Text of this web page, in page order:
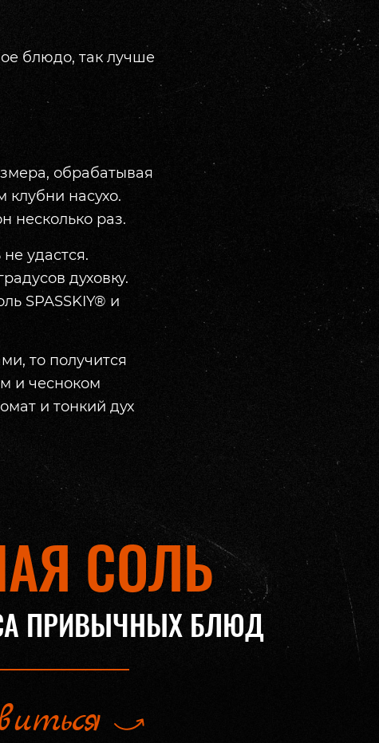
блюдо, так лучше
обрабатывая
насухо.
несколько раз.
удастся.
духовку.
SPASSKIY® и
то получится
и чесноком
и тонкий дух
СОЛЬ
ПРИВЫЧНЫХ БЛЮД